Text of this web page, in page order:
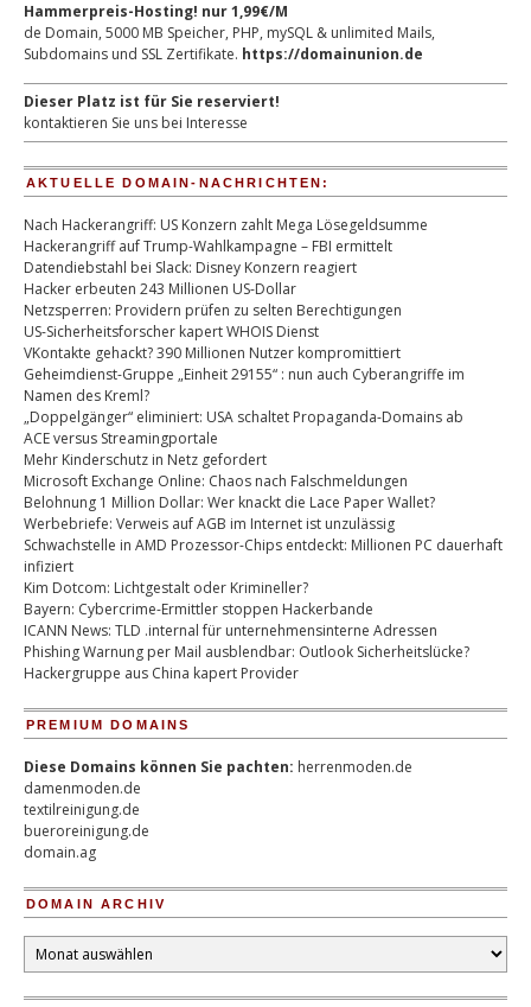
Hammerpreis-Hosting! nur 1,99€/M
de Domain, 5000 MB Speicher, PHP, mySQL & unlimited Mails,
Subdomains und SSL Zertifikate. https://domainunion.de
Dieser Platz ist für Sie reserviert!
kontaktieren Sie uns bei Interesse
AKTUELLE DOMAIN-NACHRICHTEN:
Nach Hackerangriff: US Konzern zahlt Mega Lösegeldsumme
Hackerangriff auf Trump-Wahlkampagne – FBI ermittelt
Datendiebstahl bei Slack: Disney Konzern reagiert
Hacker erbeuten 243 Millionen US-Dollar
Netzsperren: Providern prüfen zu selten Berechtigungen
US-Sicherheitsforscher kapert WHOIS Dienst
VKontakte gehackt? 390 Millionen Nutzer kompromittiert
Geheimdienst-Gruppe „Einheit 29155“ : nun auch Cyberangriffe im
Namen des Kreml?
„Doppelgänger“ eliminiert: USA schaltet Propaganda-Domains ab
ACE versus Streamingportale
Mehr Kinderschutz in Netz gefordert
Microsoft Exchange Online: Chaos nach Falschmeldungen
Belohnung 1 Million Dollar: Wer knackt die Lace Paper Wallet?
Werbebriefe: Verweis auf AGB im Internet ist unzulässig
Schwachstelle in AMD Prozessor-Chips entdeckt: Millionen PC dauerhaft
infiziert
Kim Dotcom: Lichtgestalt oder Krimineller?
Bayern: Cybercrime-Ermittler stoppen Hackerbande
ICANN News: TLD .internal für unternehmensinterne Adressen
Phishing Warnung per Mail ausblendbar: Outlook Sicherheitslücke?
Hackergruppe aus China kapert Provider
PREMIUM DOMAINS
Diese Domains können Sie pachten: herrenmoden.de
damenmoden.de
textilreinigung.de
bueroreinigung.de
domain.ag
DOMAIN ARCHIV
Domain
Archiv